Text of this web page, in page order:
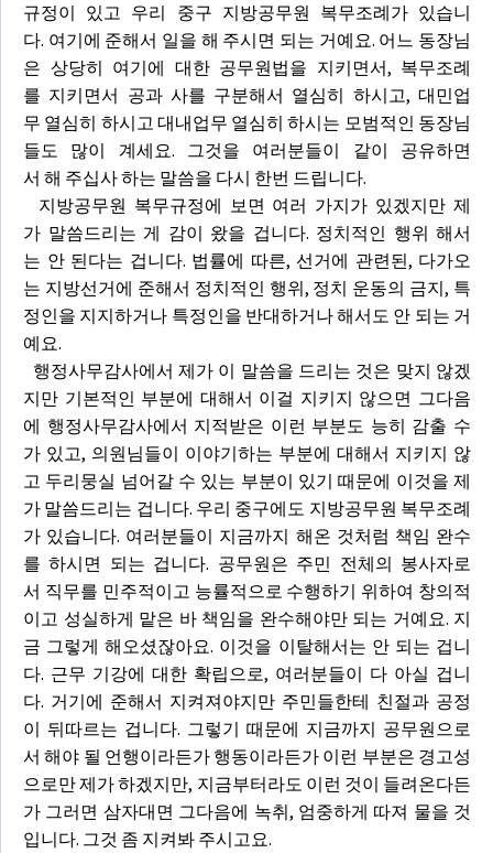
규정이 있고 우리 중구 지방공무원 복무조례가 있습니
다. 여기에 준해서 일을 해 주시면 되는 거예요. 어느 동장님
은 상당히 여기에 대한 공무원법을 지키면서, 복무조례
를 지키면서 공과 사를 구분해서 열심히 하시고, 대민업
무 열심히 하시고 대내업무 열심히 하시는 모범적인 동장님
들도 많이 계세요. 그것을 여러분들이 같이 공유하면
서 해 주십사 하는 말씀을 다시 한번 드립니다.
지방공무원 복무규정에 보면 여러 가지가 있겠지만 제
가 말씀드리는 게 감이 왔을 겁니다. 정치적인 행위 해서
는 안 된다는 겁니다. 법률에 따른, 선거에 관련된, 다가오
는 지방선거에 준해서 정치적인 행위, 정치 운동의 금지, 특
정인을 지지하거나 특정인을 반대하거나 해서도 안 되는 거
예요.
행정사무감사에서 제가 이 말씀을 드리는 것은 맞지 않겠
지만 기본적인 부분에 대해서 이걸 지키지 않으면 그다음
에 행정사무감사에서 지적받은 이런 부분도 능히 감출 수
가 있고, 의원님들이 이야기하는 부분에 대해서 지키지 않
고 두리뭉실 넘어갈 수 있는 부분이 있기 때문에 이것을 제
가 말씀드리는 겁니다. 우리 중구에도 지방공무원 복무조례
가 있습니다. 여러분들이 지금까지 해온 것처럼 책임 완수
를 하시면 되는 겁니다. 공무원은 주민 전체의 봉사자로
서 직무를 민주적이고 능률적으로 수행하기 위하여 창의적
이고 성실하게 맡은 바 책임을 완수해야만 되는 거예요. 지
금 그렇게 해오셨잖아요. 이것을 이탈해서는 안 되는 겁니
다. 근무 기강에 대한 확립으로, 여러분들이 다 아실 겁니
다. 거기에 준해서 지켜져야지만 주민들한테 친절과 공정
이 뒤따르는 겁니다. 그렇기 때문에 지금까지 공무원으로
서 해야 될 언행이라든가 행동이라든가 이런 부분은 경고성
으로만 제가 하겠지만, 지금부터라도 이런 것이 들려온다든
가 그러면 삼자대면 그다음에 녹취, 엄중하게 따져 물을 것
입니다. 그것 좀 지켜봐 주시고요.